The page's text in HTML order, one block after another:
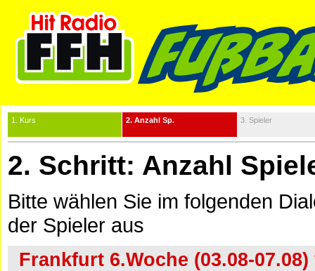
1. Kurs 2. Anzahl Sp. 3. Spieler
2. Schritt: Anzahl
Bitte wählen Sie im folgenden
der Spieler aus
Frankfurt 6.Woche (03.08-